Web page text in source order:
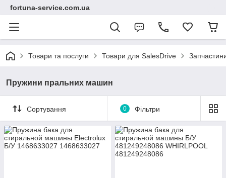
fortuna-service.com.ua
Товари та послуги Товари для SalesDrive
Пружини пральних машин
Сортування 0 Фільтри